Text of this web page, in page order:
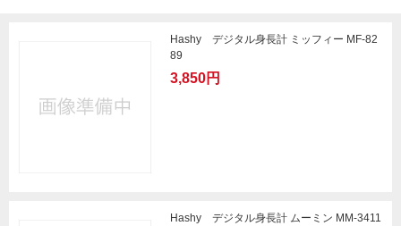
Hashy デジタル身長計 ミッフィー MF-82
89
3,850円
Hashy デジタル身長計 ムーミン MM-3411